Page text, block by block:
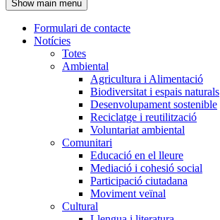
l'encapçalament
Show main menu
Navegació
principal
Formulari de contacte
Notícies
Totes
Ambiental
Agricultura i Alimentació
Biodiversitat i espais naturals
Desenvolupament sostenible
Reciclatge i reutilització
Voluntariat ambiental
Comunitari
Educació en el lleure
Mediació i cohesió social
Participació ciutadana
Moviment veïnal
Cultural